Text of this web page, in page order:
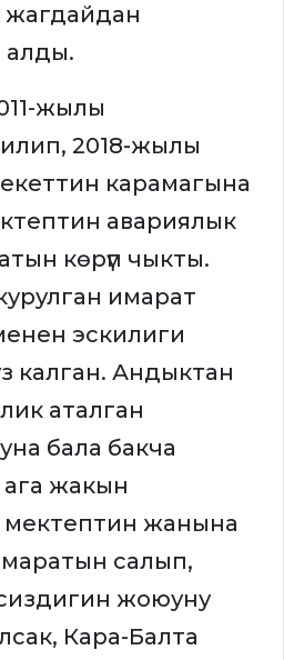
алды.
жылы
2018-жылы
карамагына
авариялык
көрүп чыкты.
имарат
эскилиги
калган. Андыктан
аталган
бала бакча
ага жакын
жанына
салып,
жоюуну
Кара-Балта